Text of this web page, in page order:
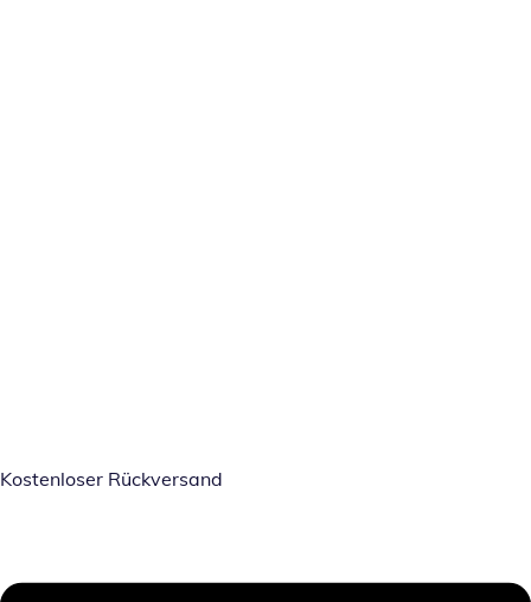
Kostenloser Rückversand